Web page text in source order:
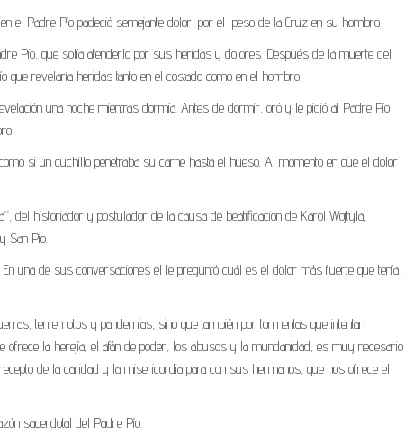
el Padre Pío padeció semejante dolor, por el peso de la Cruz en su hombro.
Pío, que solía atenderlo por sus heridas y dolores. Después de la muerte del
revelaría heridas tanto en el costado como en el hombro.
una noche mientras dormía. Antes de dormir, oró y le pidió al Padre Pío
si un cuchillo penetraba su carne hasta el hueso. Al momento en que el dolor
del historiador y postulador de la causa de beatificación de Karol Wojtyla,
San Pío.
una de sus conversaciones él le preguntó cuál es el dolor más fuerte que tenía,
terremotos y pandemias, sino que también por tormentas que intentan
la herejía, el afán de poder, los abusos y la mundanidad, es muy necesario
de la caridad y la misericordia para con sus hermanos, que nos ofrece el
sacerdotal del Padre Pío.